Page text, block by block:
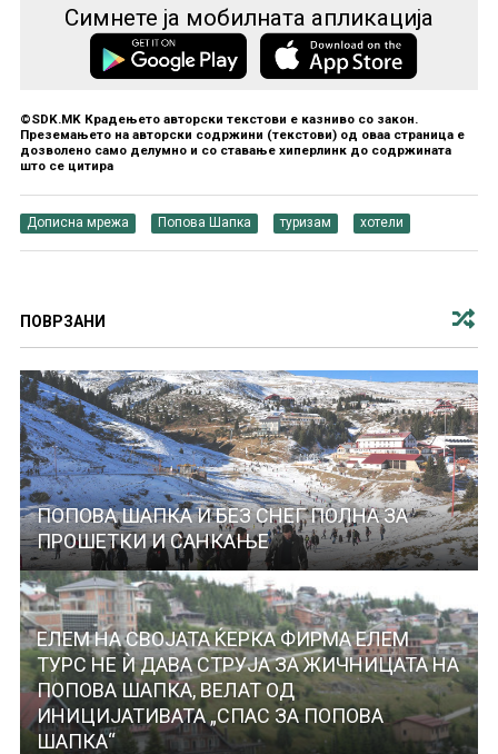
Симнете ја мобилната апликација
©SDK.MK Крадењето авторски текстови е казниво со закон.
Преземањето на авторски содржини (текстови) од оваа страница е
дозволено само делумно и со ставање хиперлинк до содржината
што се цитира
Дописна мрежа Попова Шапка туризам хотели
ПОВРЗАНИ
ПОПОВА ШАПКА И БЕЗ СНЕГ ПОЛНА ЗА
ПРОШЕТКИ И САНКАЊЕ
ЕЛЕМ НА СВОЈАТА ЌЕРКА ФИРМА ЕЛЕМ
ТУРС НЕ Ѝ ДАВА СТРУЈА ЗА ЖИЧНИЦАТА НА
ПОПОВА ШАПКА, ВЕЛАТ ОД
ИНИЦИЈАТИВАТА „СПАС ЗА ПОПОВА
ШАПКА“